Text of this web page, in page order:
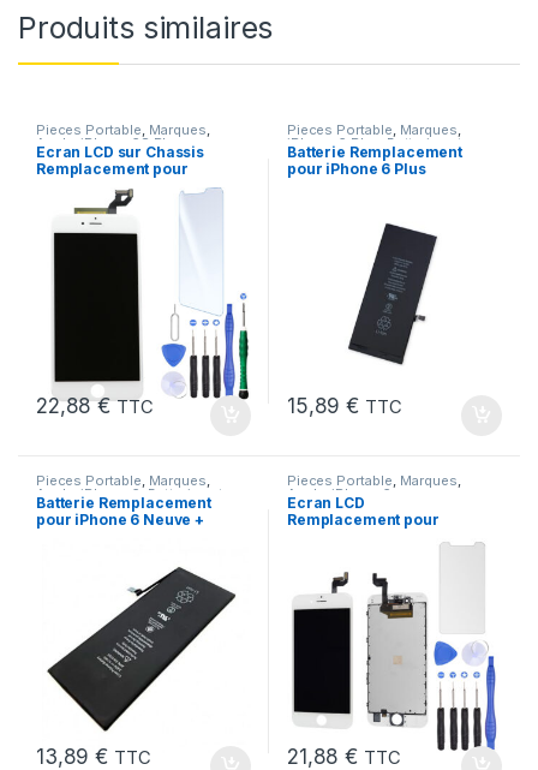
Produits similaires
Pieces Portable, Marques,
Apple iPhone 6S Plus
Ecran LCD sur Chassis
Remplacement pour
iPhone 6S Plus Blanc
22,88€ TTC
Pieces Portable, Marques,
iPhone 6 Plus Batteries et
chargeurs,Batteries Apple
Batterie Remplacement
pour iPhone 6 Plus
15,89€ TTC
Pieces Portable, Marques,
Apple iPhone 6 , Batteries et
chargeurs,Batteries Apple
Batterie Remplacement
pour iPhone 6 Neuve +
13,89€ TTC
Pieces Portable, Marques,
Apple iPhone 6s
Ecran LCD
Remplacement pour
21,88€ TTC